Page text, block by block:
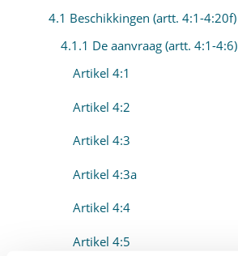
4.1 Beschikkingen (artt. 4:1-4:20f)
4.1.1 De aanvraag (artt. 4:1-4:6)
Artikel 4:1
Artikel 4:2
Artikel 4:3
Artikel 4:3a
Artikel 4:4
Artikel 4:5